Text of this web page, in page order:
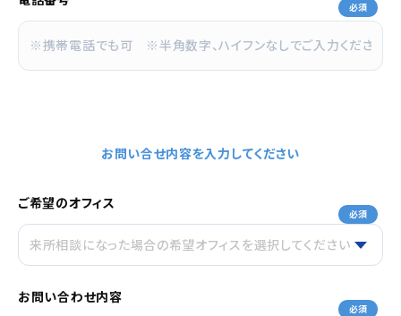
必須
お問い合せ内容を入力してください
ご希望のオフィス
必須
お問い合わせ内容
必須